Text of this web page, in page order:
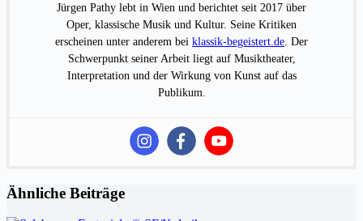
Jürgen Pathy lebt in Wien und berichtet seit 2017 über
Oper, klassische Musik und Kultur. Seine Kritiken
erscheinen unter anderem bei klassik-begeistert.de . Der
Schwerpunkt seiner Arbeit liegt auf Musiktheater,
Interpretation und der Wirkung von Kunst auf das
Publikum.
Ähnliche Beiträge